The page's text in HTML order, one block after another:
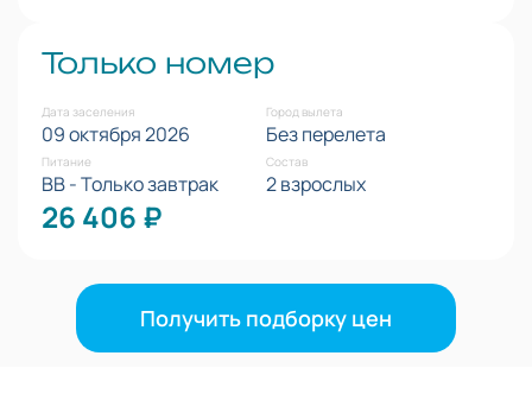
Только номер
Дата заселения
09 октября 2026
Город вылета
Без перелета
Питание
BB - Только завтрак
Состав
2 взрослых
26 406 ₽
Получить подборку цен